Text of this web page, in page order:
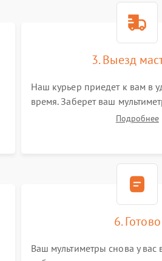
3. Выезд
Наш курьер приедет к вам в
время. Заберет ваш
склад для диагностики.Подробнее
6. Готово
Ваш мультиметры снова у вас